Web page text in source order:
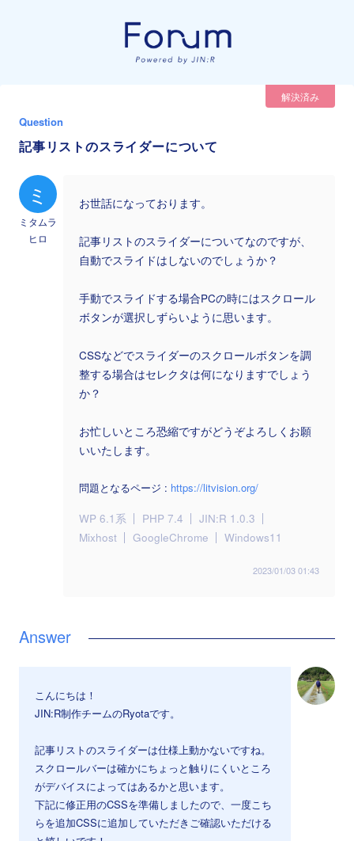
解決済み
Question
記事リストのスライダーについて
ミ
ミタムラ
ヒロ
お世話になっております。
記事リストのスライダーについてなのですが、
自動でスライドはしないのでしょうか？
手動でスライドする場合PCの時にはスクロール
ボタンが選択しずらいように思います。
CSSなどでスライダーのスクロールボタンを調
整する場合はセレクタは何になりますでしょう
か？
お忙しいところ恐縮ですがどうぞよろしくお願
いいたします。
問題となるページ : https://litvision.org/
WP 6.1系 PHP 7.4
JIN:R 1.0.3
Mixhost
GoogleChrome Windows11
2023/01/03 01:43
こんにちは！
JIN:R制作チームのRyotaです。
記事リストのスライダーは仕様上動かないですね。
スクロールバーは確かにちょっと触りにくいところ
がデバイスによってはあるかと思います。
下記に修正用のCSSを準備しましたので、一度こち
らを追加CSSに追加していただきご確認いただける